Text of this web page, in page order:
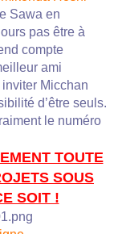
Sawa en
pas être à
compte
ami
Micchan
d’être seuls.
le numéro
TOUTE
SOUS
SOIT !